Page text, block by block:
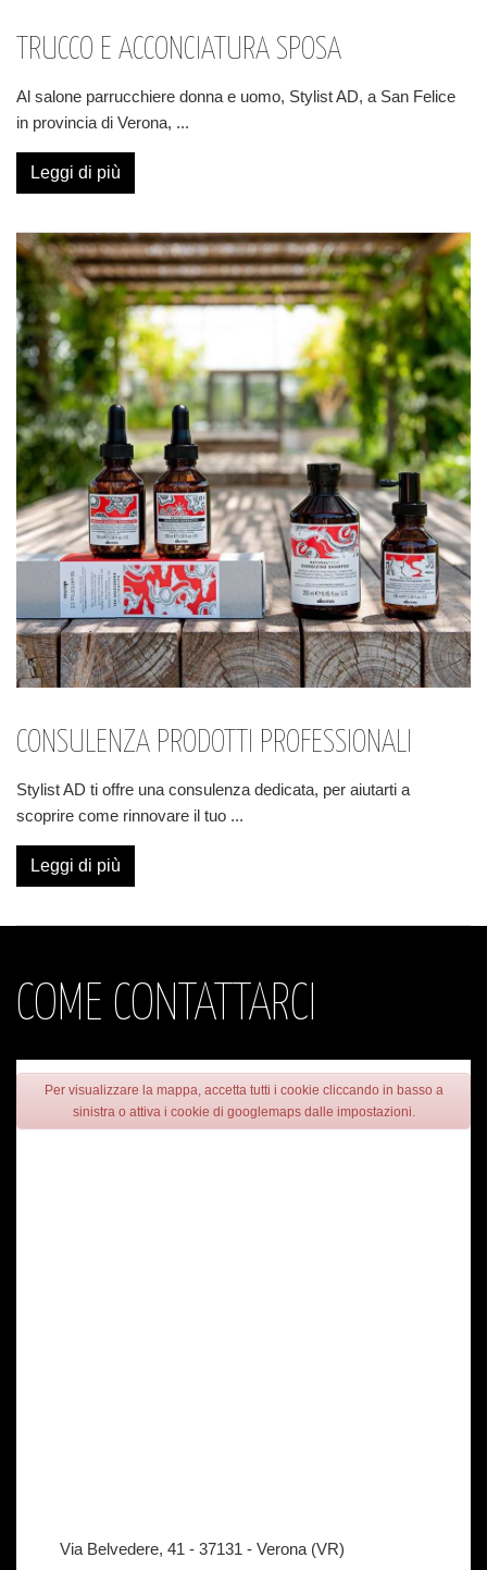
TRUCCO E ACCONCIATURA SPOSA
Al salone parrucchiere donna e uomo, Stylist AD, a San Felice
in provincia di Verona, ...
Leggi di più
CONSULENZA PRODOTTI PROFESSIONALI
Stylist AD ti offre una consulenza dedicata, per aiutarti a
scoprire come rinnovare il tuo ...
Leggi di più
COME CONTATTARCI
Per visualizzare la mappa, accetta tutti i cookie cliccando in basso a
sinistra o attiva i cookie di googlemaps dalle impostazioni.
Via Belvedere, 41 - 37131 - Verona (VR)